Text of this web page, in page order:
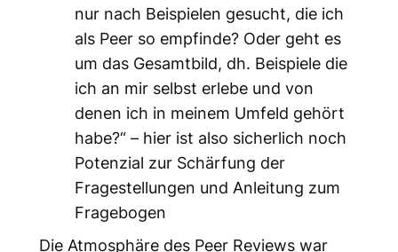
nur nach Beispielen gesucht, die ich
als Peer so empfinde? Oder geht es
um das Gesamtbild, dh. Beispiele die
ich an mir selbst erlebe und von
denen ich in meinem Umfeld gehört
habe?“ – hier ist also sicherlich noch
Potenzial zur Schärfung der
Fragestellungen und Anleitung zum
Fragebogen
Die Atmosphäre des Peer Reviews war